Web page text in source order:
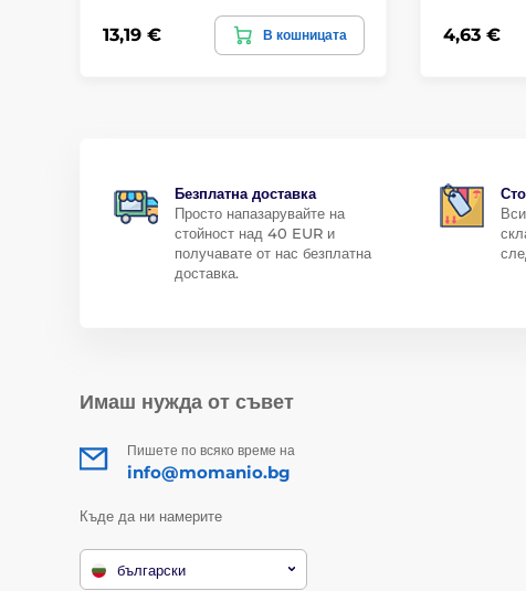
13,19 € В кошницата 4,63 €
Безплатна доставка
Просто напазарувайте на
стойност над 40 EUR и
получавате от нас безплатна
доставка.
Имаш нужда от съвет
Пишете по всяко време на
info@momanio.bg
Къде да ни намерите
български